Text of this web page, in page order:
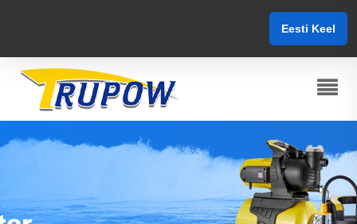
Eesti Keel